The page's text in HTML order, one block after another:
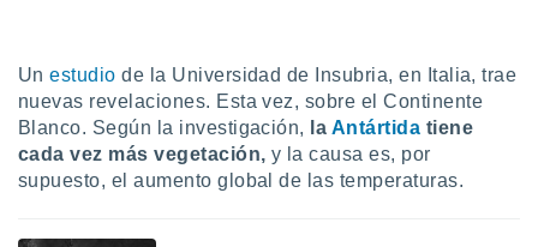
de
sitio
En
de que
sean
Unestudiode la Universidad de Insubria, en Italia, trae
nuevas revelaciones. Esta vez, sobre el Continente
Blanco. Según la investigación,
la Antártida tiene
cada vez más vegetación, y la causa es, por
supuesto, el aumento global de las temperaturas.